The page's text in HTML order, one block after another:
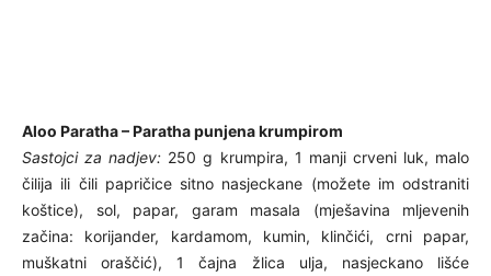
Aloo Paratha – Paratha punjena krumpirom
Sastojci za nadjev: 250 g krumpira, 1 manji crveni luk, malo
čilija ili čili papričice sitno nasjeckane (možete im odstraniti
koštice), sol, papar, garam masala (mješavina mljevenih
začina: korijander, kardamom, kumin, klinčići, crni papar,
muškatni oraščić), 1 čajna žlica ulja, nasjeckano lišće